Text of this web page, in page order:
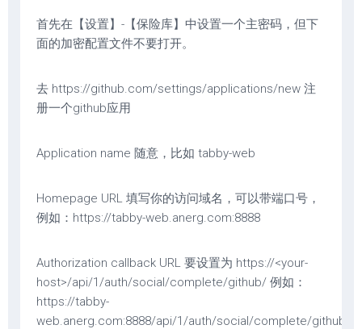
首先在【设置】-【保险库】中设置一个主密码，但下
面的加密配置文件不要打开。
去 https://github.com/settings/applications/new 注
册一个github应用
Application name 随意，比如 tabby-web
Homepage URL 填写你的访问域名，可以带端口号，
例如：https://tabby-web.anerg.com:8888
Authorization callback URL 要设置为 https://<your-
host>/api/1/auth/social/complete/github/ 例如：
https://tabby-
web.anerg.com:8888/api/1/auth/social/complete/github/